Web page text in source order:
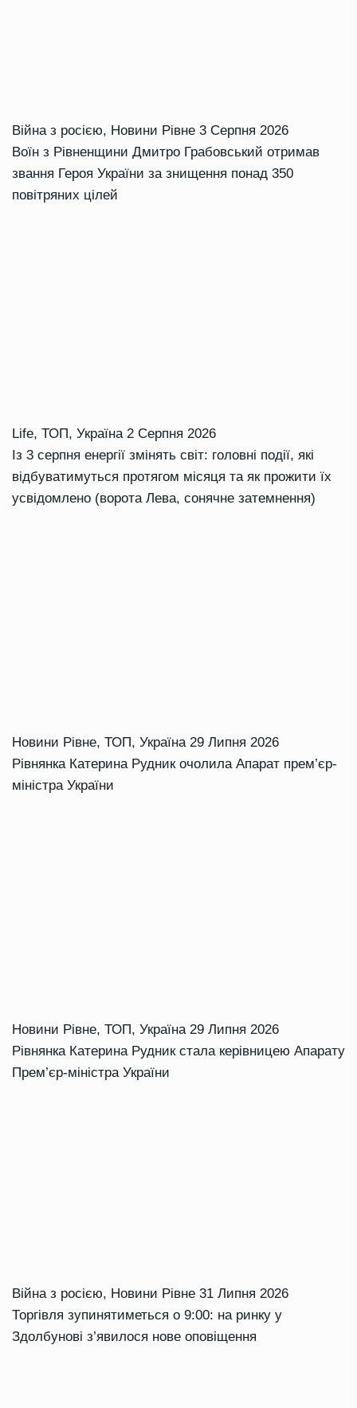
Війна з росією, Новини Рівне 3 Серпня 2026
Воїн з Рівненщини Дмитро Грабовський отримав
звання Героя України за знищення понад 350
повітряних цілей
Life, ТОП, Україна 2 Серпня 2026
Із 3 серпня енергії змінять світ: головні події, які
відбуватимуться протягом місяця та як прожити їх
усвідомлено (ворота Лева, сонячне затемнення)
Новини Рівне, ТОП, Україна 29 Липня 2026
Рівнянка Катерина Рудник очолила Апарат прем’єр-
міністра України
Новини Рівне, ТОП, Україна 29 Липня 2026
Рівнянка Катерина Рудник стала керівницею Апарату
Прем’єр-міністра України
Війна з росією, Новини Рівне 31 Липня 2026
Торгівля зупинятиметься о 9:00: на ринку у
Здолбунові з’явилося нове оповіщення